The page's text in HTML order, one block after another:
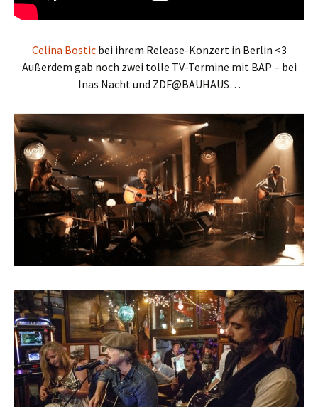
Celina Bosticbei ihrem Release-Konzert in Berlin <3
Außerdem gab noch zwei tolle TV-Termine mit BAP – bei
Inas Nacht und ZDF@BAUHAUS…